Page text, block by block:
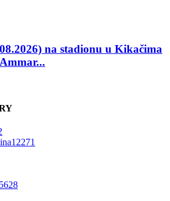
na stadionu u Kikačima
12271
5628